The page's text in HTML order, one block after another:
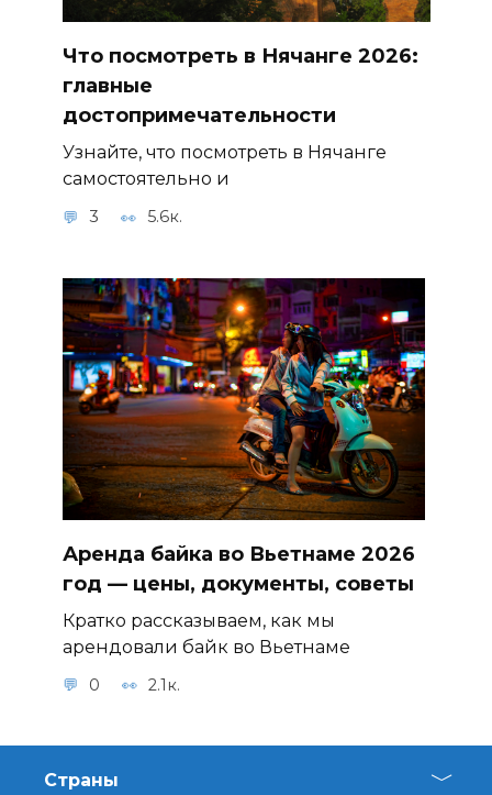
Что посмотреть в Нячанге 2026:
главные
достопримечательности
Узнайте, что посмотреть в Нячанге
самостоятельно и
3 5.6к.
Аренда байка во Вьетнаме 2026
год — цены, документы, советы
Кратко рассказываем, как мы
арендовали байк во Вьетнаме
0 2.1к.
Страны